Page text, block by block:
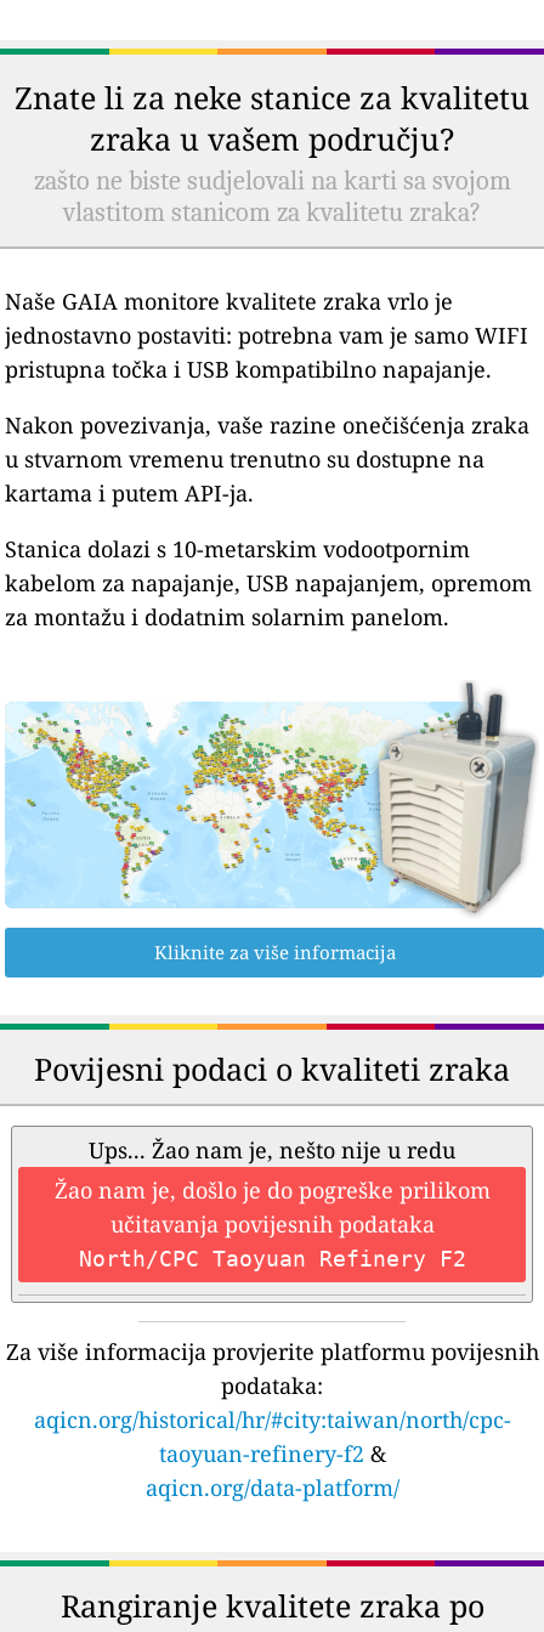
Znate li za neke stanice za kvalitetu
zraka u vašem području?
zašto ne biste sudjelovali na karti sa svojom
vlastitom stanicom za kvalitetu zraka?
Naše GAIA monitore kvalitete zraka vrlo je
jednostavno postaviti: potrebna vam je samo WIFI
pristupna točka i USB kompatibilno napajanje.
Nakon povezivanja, vaše razine onečišćenja zraka
u stvarnom vremenu trenutno su dostupne na
kartama i putem API-ja.
Stanica dolazi s 10-metarskim vodootpornim
kabelom za napajanje, USB napajanjem, opremom
za montažu i dodatnim solarnim panelom.
Kliknite za više informacija
Povijesni podaci o kvaliteti zraka
Ups... Žao nam je, nešto nije u redu
Žao nam je, došlo je do pogreške prilikom
učitavanja povijesnih podataka
North/CPC Taoyuan Refinery F2
Za više informacija provjerite platformu povijesnih
podataka:
aqicn.org/historical/hr/#city:taiwan/north/cpc-
taoyuan-refinery-f2 &
aqicn.org/data-platform/
Rangiranje kvalitete zraka po